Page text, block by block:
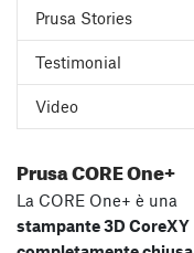
Prusa Stories
Testimonial
Video
Prusa CORE One+
La CORE One+ è una
stampante 3D CoreXY